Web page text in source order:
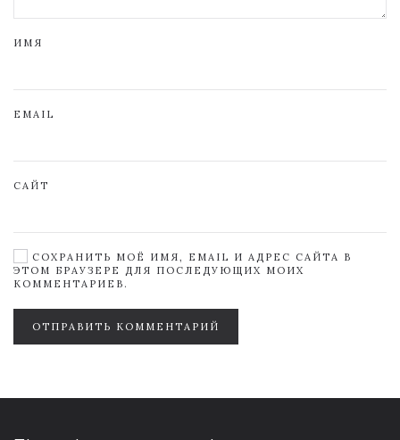
ИМЯ
EMAIL
САЙТ
СОХРАНИТЬ МОЁ ИМЯ, EMAIL И АДРЕС САЙТА В
ЭТОМ БРАУЗЕРЕ ДЛЯ ПОСЛЕДУЮЩИХ МОИХ
КОММЕНТАРИЕВ.
ОТПРАВИТЬ КОММЕНТАРИЙ